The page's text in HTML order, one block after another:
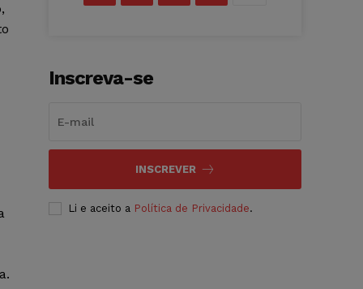
Inscreva-se
INSCREVER
Li e aceito a Política de Privacidade.